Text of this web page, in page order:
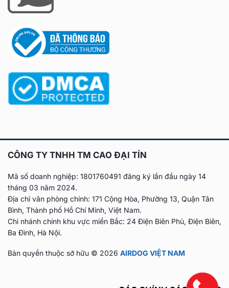
CÔNG TY TNHH TM CAO ĐẠI TÍN
Mã số doanh nghiệp: 1801760491 đăng ký lần đầu ngày 14
tháng 03 năm 2024.
Địa chỉ văn phòng chính: 171 Cộng Hòa, Phường 13, Quận Tân
Bình, Thành phố Hồ Chí Minh, Việt Nam.
Chi nhánh chính khu vực miền Bắc: 24 Điện Biên Phủ, Điện Biên,
Ba Đình, Hà Nội.
Bản quyền thuộc sở hữu © 2026 AIRDOG VIỆT NAM